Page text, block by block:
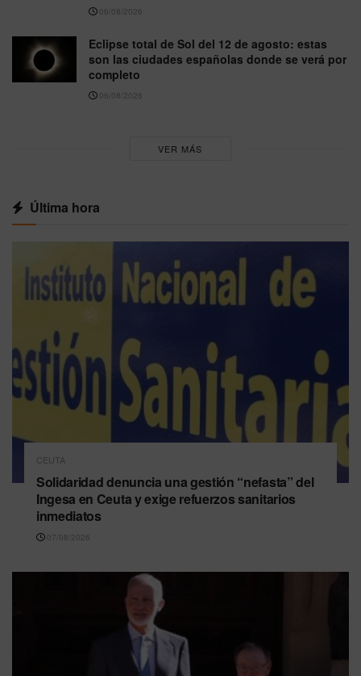
06/08/2026
Eclipse total de Sol del 12 de agosto: estas
son las ciudades españolas donde se verá por
completo
06/08/2026
VER MÁS
Última hora
CEUTA
Solidaridad denuncia una gestión “nefasta” del
Ingesa en Ceuta y exige refuerzos sanitarios
inmediatos
07/08/2026